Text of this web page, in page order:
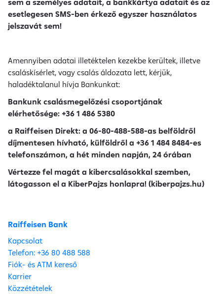
sem a személyes adatait, a bankkártya adatait és az
esetlegesen SMS-ben érkező egyszer használatos
jelszavát sem!
Amennyiben adatai illetéktelen kezekbe kerültek, illetve
csaláskísérlet, vagy csalás áldozata lett, kérjük,
haladéktalanul hívja Bankunkat:
Bankunk csalásmegelőzési csoportjának
elérhetősége: +36 1 486 5380
a Raiffeisen Direkt: a 06-80-488-588-as belföldről
díjmentesen hívható, külföldről a +36 1 484 8484-es
telefonszámon, a hét minden napján, 24 órában
Vértezze fel magát a kibercsalásokkal szemben,
látogasson el a KiberPajzs honlapra! (kiberpajzs.hu)
Raiffeisen Bank
Kapcsolat
Telefon: +36 80 488 588
Fiók- és ATM kereső
Karrier
Közzétételek